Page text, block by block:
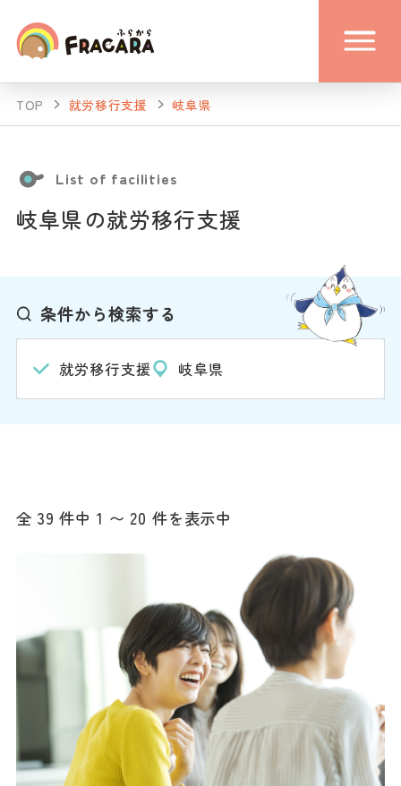
TOP 就労移行支援 岐阜県
List of facilities
岐阜県の就労移行支援
条件から検索する
就労移行支援 岐阜県
全 39 件中 1 〜 20 件を表示中